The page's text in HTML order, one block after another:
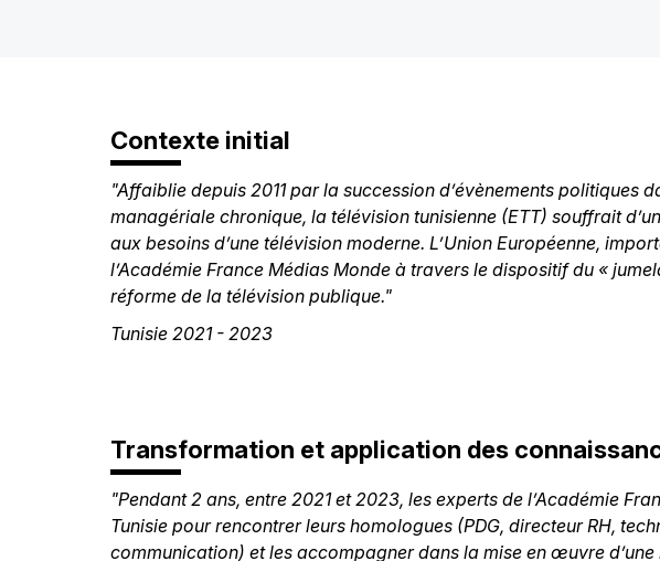
Contexte initial
"Affaiblie depuis 2011 par la succession d’évènements politiques
managériale chronique, la télévision tunisienne (ETT) souffrait
aux besoins d’une télévision moderne. L’Union Européenne,
l’Académie France Médias Monde à travers le dispositif du «
réforme de la télévision publique."
Tunisie 2021 - 2023
Transformation et application des
"Pendant 2 ans, entre 2021 et 2023, les experts de l’Académie
Tunisie pour rencontrer leurs homologues (PDG, directeur RH,
communication) et les accompagner dans la mise en œuvre